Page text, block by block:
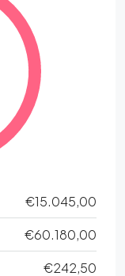
€15.045,00
€60.180,00
€242,50